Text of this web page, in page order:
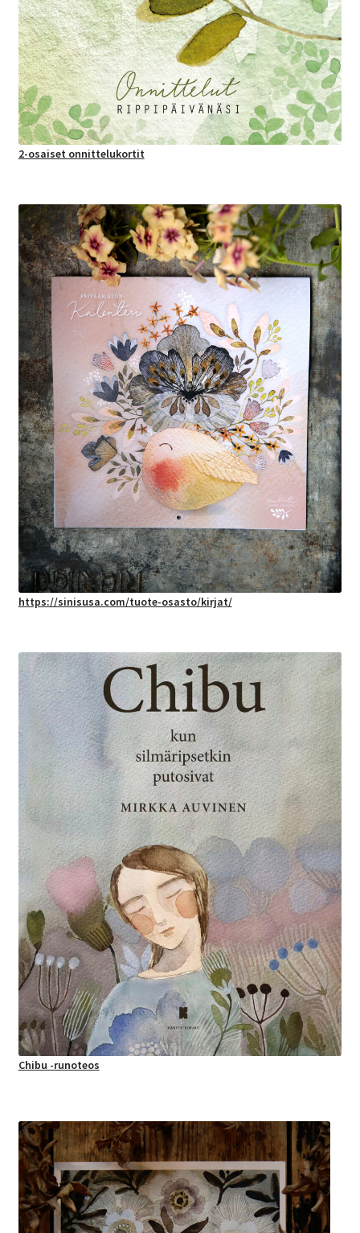
2-osaiset onnittelukortit
https://sinisusa.com/tuote-osasto/kirjat/
Chibu -runoteos